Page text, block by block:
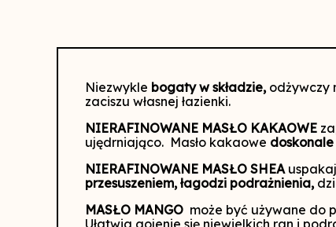
Niezwykle bogaty w składzie,odżywczy
zaciszu własnej łazienki.
NIERAFINOWANE MASŁO KAKAOWE
ujędrniająco. Masło kakaowe
NIERAFINOWANE MASŁO SHEA
przesuszeniem, łagodzi podrażnienia,
MASŁO MANGO może być używane do
Ułatwia gojenie się niewielkich ran i